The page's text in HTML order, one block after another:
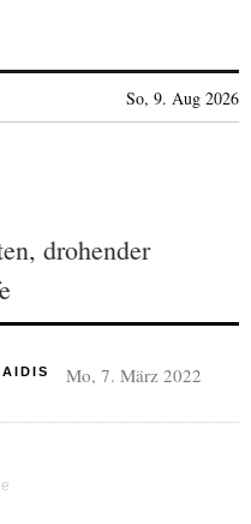
So, 9. Aug 2026
drohender
Mo, 7. März 2022